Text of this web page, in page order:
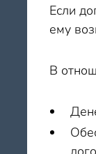
Если
ему
В